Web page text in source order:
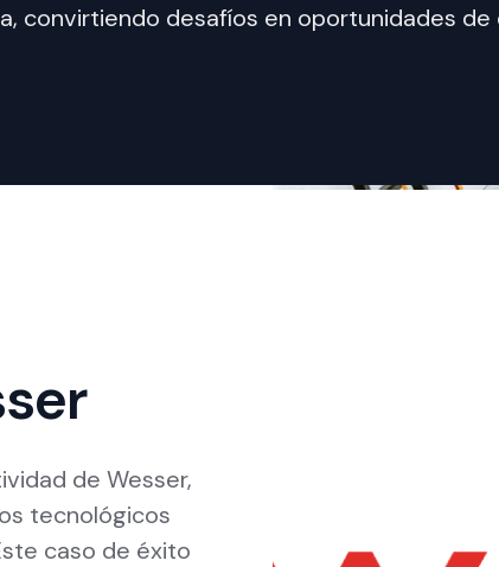
convirtiendo desafíos en oportunidades
de Wesser,
tecnológicos
caso de éxito